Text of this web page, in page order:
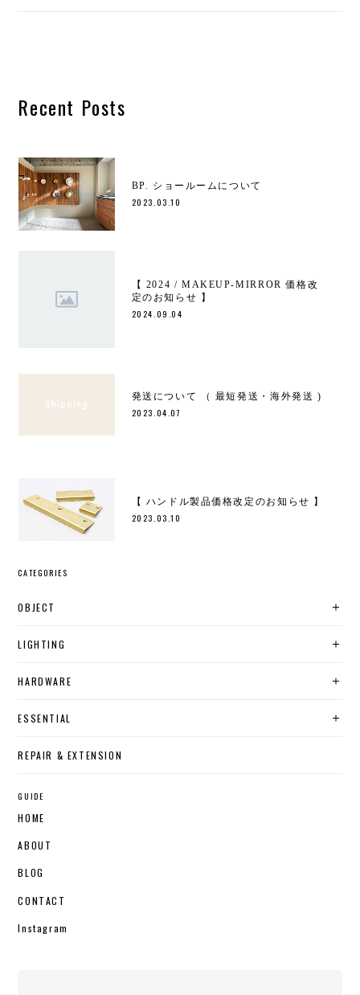
Recent Posts
BP. ショールームについて
2023.03.10
【 2024 / MAKEUP-MIRROR 価格改
定のお知らせ 】
2024.09.04
発送について （ 最短発送・海外発送 )
2023.04.07
【 ハンドル製品価格改定のお知らせ 】
2023.03.10
CATEGORIES
OBJECT
LIGHTING
HARDWARE
ESSENTIAL
REPAIR & EXTENSION
GUIDE
HOME
ABOUT
BLOG
CONTACT
Instagram